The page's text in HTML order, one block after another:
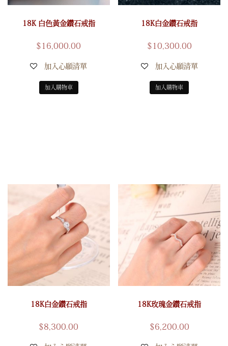
18K 白色黃金鑽石戒指
$ 16,000.00
加入心願清單
加入購物車
18K白金鑽石戒指
$ 10,300.00
加入心願清單
加入購物車
18K白金鑽石戒指
$8,300.00
18K玫瑰金鑽石戒指
$6,200.00